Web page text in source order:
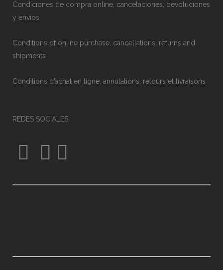
Condiciones de compra online, cancelaciones, devoluciones
y envíos
Conditions of online purchase, cancellations, returns and
shipments
Conditions d’achat en ligne, annulations, retours et livraisons
REDES SOCIALES